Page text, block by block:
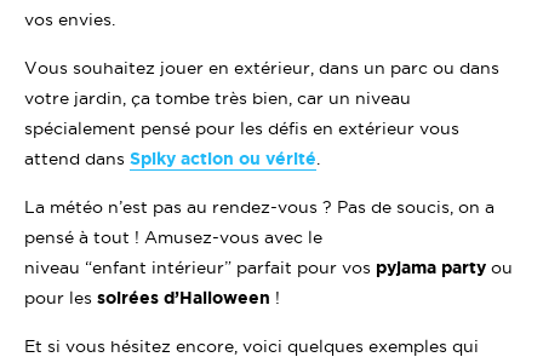
vos envies.
Vous souhaitez jouer en extérieur, dans un parc ou dans
votre jardin, ça tombe très bien, car un niveau
spécialement pensé pour les défis en extérieur vous
attend dans Spiky action ou vérité
La météo n’est pas au rendez-vous ? Pas de soucis, on a
pensé à tout ! Amusez-vous avec le
niveau “enfant intérieur” parfait pour vos pyjama party ou
pour les soirées d’Halloween !
Et si vous hésitez encore, voici quelques exemples qui